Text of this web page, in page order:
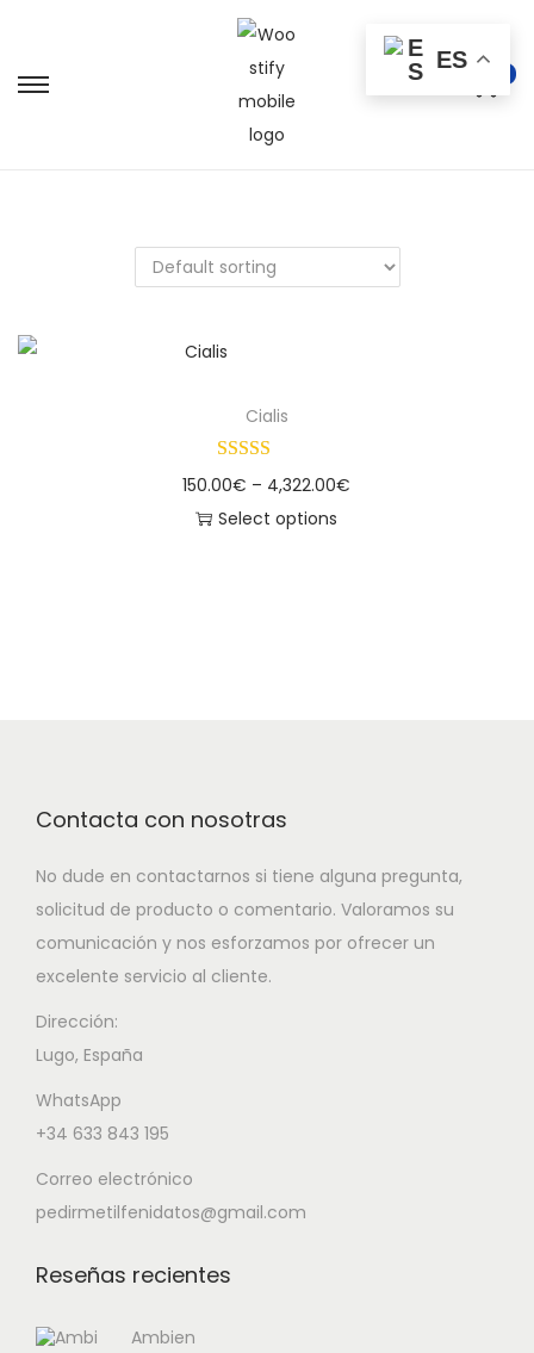
Cialis
150.00€ – 4,322.00€
Select options
Contacta con nosotras
No dude en contactarnos si tiene alguna pregunta,
solicitud de producto o comentario. Valoramos su
comunicación y nos esforzamos por ofrecer un
excelente servicio al cliente.
Dirección:
Lugo, España
WhatsApp
+34 633 843 195
Correo electrónico
pedirmetilfenidatos@gmail.com
Reseñas recientes
Ambien
ES